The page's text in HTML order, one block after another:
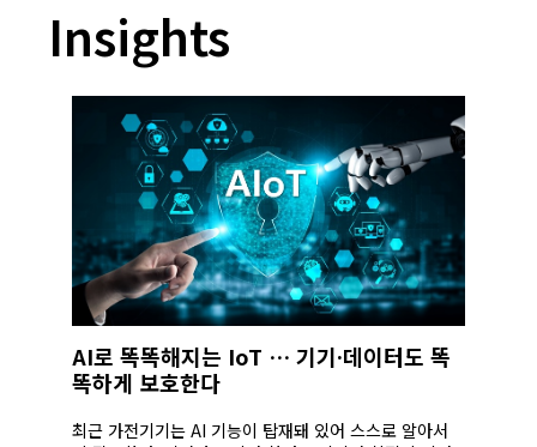
Insights
AI로 똑똑해지는 IoT … 기기·데이터도 똑
똑하게 보호한다
최근 가전기기는 AI 기능이 탑재돼 있어 스스로 알아서